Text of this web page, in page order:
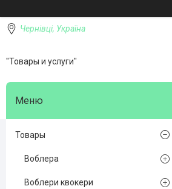
Чернівці, Україна
"Товары и услуги"
Товары
Воблера
Воблери квокери